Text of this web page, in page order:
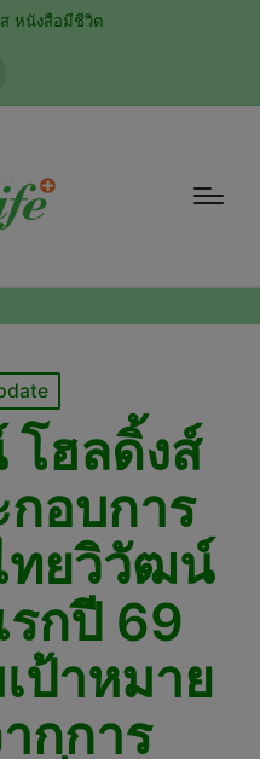
หนังสือมีชีวิต
ฮลดิ้งส์
กอบการ
ทยวิวัฒน์
กปี 69
ป้าหมาย
กการ
check